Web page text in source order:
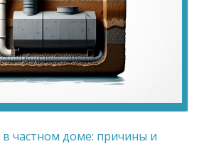
в частном доме: причины и